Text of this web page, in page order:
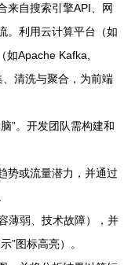
来自搜索引擎API、网
。利用云计算平台（如
如Apache Kafka,
清洗与聚合，为前端
”。开发团队需构建和
势或流量潜力，并通过
薄弱、技术故障），并
”图标高亮）。